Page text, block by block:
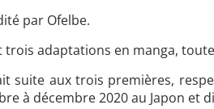
par Ofelbe.
adaptations en manga,
suite aux trois premières,
à décembre 2020 au Japon et